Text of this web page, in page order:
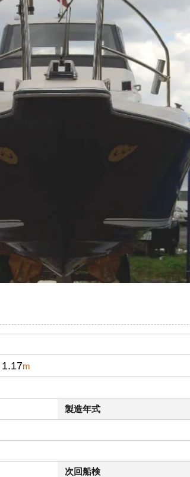
1.17m
製造年式
次回船検